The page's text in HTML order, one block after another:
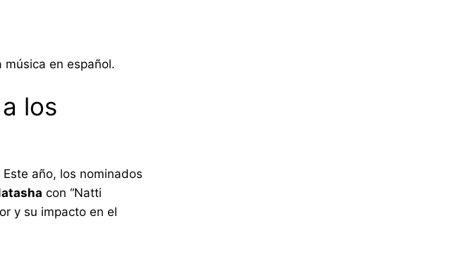
en español.
los
año, los nominados
con “Natti
y su impacto en el